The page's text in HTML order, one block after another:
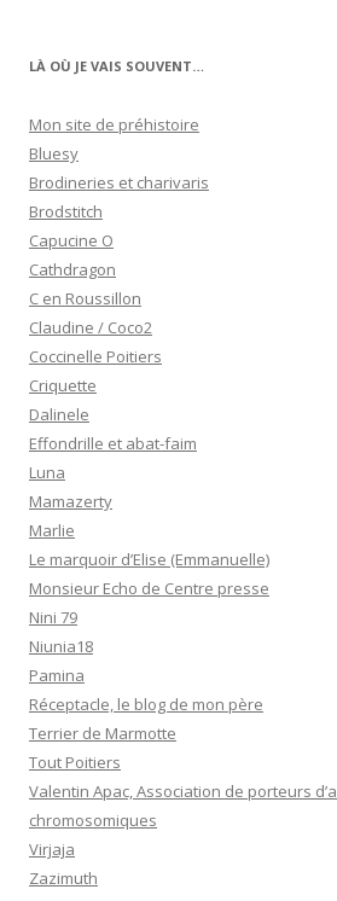
LÀ OÙ JE VAIS SOUVENT…
Mon site de préhistoire
Bluesy
Brodineries et charivaris
Brodstitch
Capucine O
Cathdragon
C en Roussillon
Claudine / Coco2
Coccinelle Poitiers
Criquette
Dalinele
Effondrille et abat-faim
Luna
Mamazerty
Marlie
Le marquoir d’Elise (Emmanuelle)
Monsieur Echo de Centre presse
Nini 79
Niunia18
Pamina
Réceptacle, le blog de mon père
Terrier de Marmotte
Tout Poitiers
Valentin Apac, Association de porteurs
chromosomiques
Virjaja
Zazimuth